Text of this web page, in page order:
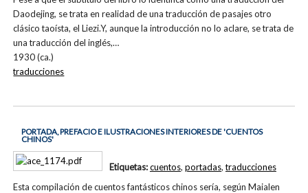
Daodejing, se trata en realidad de una traducción de pasajes otro
clásico taoísta, el Liezi.Y, aunque la introducción no lo aclare, se trata de
una traducción del inglés,…
1930 (ca.)
traducciones
PORTADA, PREFACIO E ILUSTRACIONES INTERIORES DE 'CUENTOS
CHINOS'
Esta compilación de cuentos fantásticos chinos sería, según Maialen
Etiquetas:cuentos, portadas,traducciones